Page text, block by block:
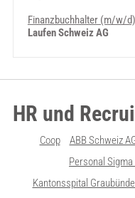
Finanzbuchhalter (m/w/d)
Laufen Schweiz AG
HR und
Coop ABB Schweiz
Personal Sigma
Kantonsspital